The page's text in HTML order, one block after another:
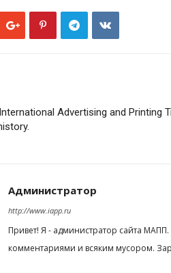
Advertising and Printing
Администратор
http://www.iapp.ru
Привет! Я - администратор сайта
комментариями и всяким мусором.